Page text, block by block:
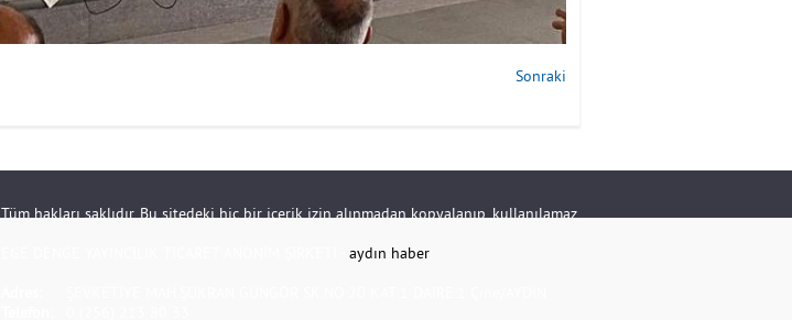
Sonraki
Tüm hakları saklıdır. Bu sitedeki hiç bir içerik izin alınmadan kopyalanıp, kullanılamaz.
aydın haber